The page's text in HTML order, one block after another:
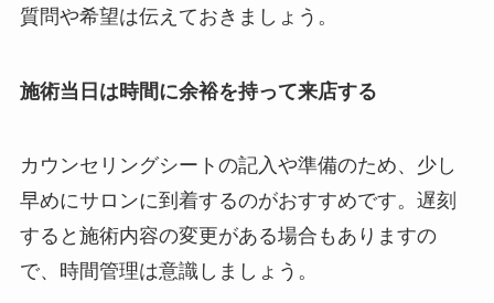
質問や希望は伝えておきましょう。
施術当日は時間に余裕を持って来店する
カウンセリングシートの記入や準備のため、少し
早めにサロンに到着するのがおすすめです。遅刻
すると施術内容の変更がある場合もありますの
で、時間管理は意識しましょう。